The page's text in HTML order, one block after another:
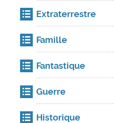
Extraterrestre
Famille
Fantastique
Guerre
Historique